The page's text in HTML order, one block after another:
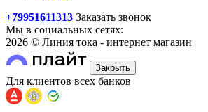
+79951611313 Заказать звонок
Мы в социальных сетях:
2026 © Линия тока - интернет магазин
Закрыть
Для клиентов всех банков